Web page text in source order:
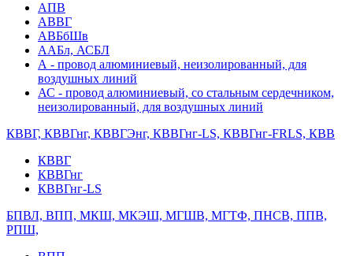
АПВ
АВВГ
АВБбШв
ААБл, АСБЛ
А - провод алюминиевый, неизолированный, для
воздушных линий
АС - провод алюминиевый, со стальным сердечником,
неизолированный, для воздушных линий
КВВГ, КВВГнг, КВВГЭнг, КВВГнг-LS, КВВГнг-FRLS, КВВ
КВВГ
КВВГнг
КВВГнг-LS
БПВЛ, ВПП, МКШ, МКЭШ, МГШВ, МГТФ, ПНСВ, ППВ,
РПШ,